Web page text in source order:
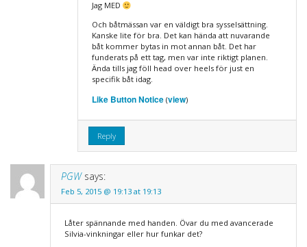
Jag MED
Och båtmässan var en väldigt bra sysselsättning.
Kanske lite för bra. Det kan hända att nuvarande
båt kommer bytas in mot annan båt. Det har
funderats på ett tag, men var inte riktigt planen.
Ända tills jag föll head over heels för just en
specifik båt idag.
Like Button Notice(view)
Reply
PGW says:
Feb 5, 2015 @ 19:13 at 19:13
Låter spännande med handen. Övar du med avancerade
Silvia-vinkningar eller hur funkar det?